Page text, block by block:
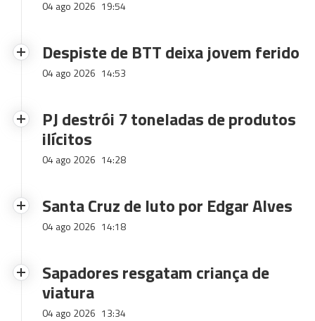
04 ago 2026 19:54
Despiste de BTT deixa jovem ferido
04 ago 2026 14:53
PJ destrói 7 toneladas de produtos
ilícitos
04 ago 2026 14:28
Santa Cruz de luto por Edgar Alves
04 ago 2026 14:18
Sapadores resgatam criança de
viatura
04 ago 2026 13:34